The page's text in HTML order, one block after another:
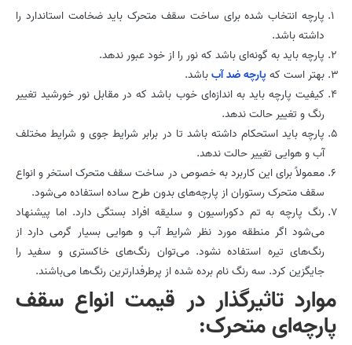
پارچه انتخاب شده برای ساخت سقف متحرک باید ضخامت استاندارد را
داشته باشد.
پارچه باید به گونه‌ای باشد که نور را از خود عبور ندهد.
بهتر است کهپارچه ضد آبباشد.
کیفیت پارچه باید به اندازه‌ای خوب باشد که در مقابل نور خورشید تغییر
رنگ و تغییر حالت ندهد.
پارچه باید استحکام داشته باشد تا در برابر شرایط جوی و شرایط مختلف
آب و هوایی تغییر حالت ندهد.
معمولاً برای این کاربرد به خصوص در ساخت سقف متحرک استخر و انواع
سقف متحرک رستوران از پارچه‌های بدون طرح ساده استفاده می‌شود.
رنگ پارچه به تم دکوراسیون و سلیقه افراد بستگی دارد. اما پیشنهاد
می‌شود اگر منطقه مورد نظر شرایط آب و هوایی بسیار گرمی دارد از
رنگ‌های تیره استفاده نشود. می‌توان رنگ‌های خاکستری و سفید را
جایگزین کرد. سه رنگ نام برده شده از پرطرفدارترین رنگ‌ها می‌باشند.
موارد تاثیرگذار در قیمت انواع سقف
پارچه‌ای متحرک: